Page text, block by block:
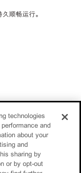
顺畅运行。
technologies
and
about your
and
sharing by
or by opt-out